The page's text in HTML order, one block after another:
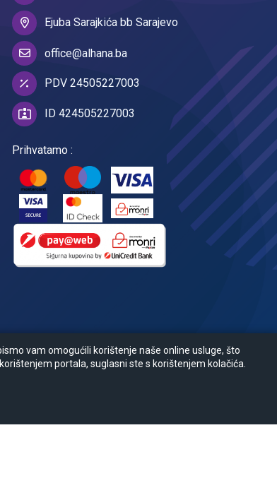
Ejuba Sarajkića bb Sarajevo
office@alhana.ba
PDV 24505227003
ID 424505227003
Prihvatamo :
vam omogućili korištenje naše online usluge, što
portala, suglasni ste s korištenjem kolačića.